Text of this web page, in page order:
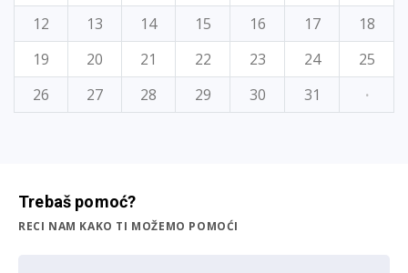
12
13 14 15 16 17
18
19
20 21 22 23 24
25
26
27 28 29 30 31 ·
Trebaš pomoć?
RECI NAM KAKO TI MOŽEMO POMOĆI